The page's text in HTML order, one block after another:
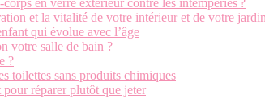
en verre extérieur contre les intempéries ?
et la vitalité de votre intérieur et de votre jardin
qui évolue avec l’âge
votre salle de bain ?
?
toilettes sans produits chimiques
pour réparer plutôt que jeter